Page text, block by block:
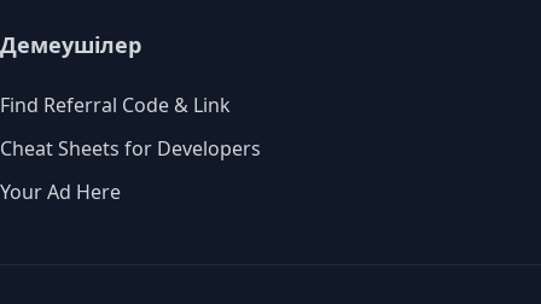
Демеушілер
Find Referral Code & Link
Cheat Sheets for Developers
Your Ad Here